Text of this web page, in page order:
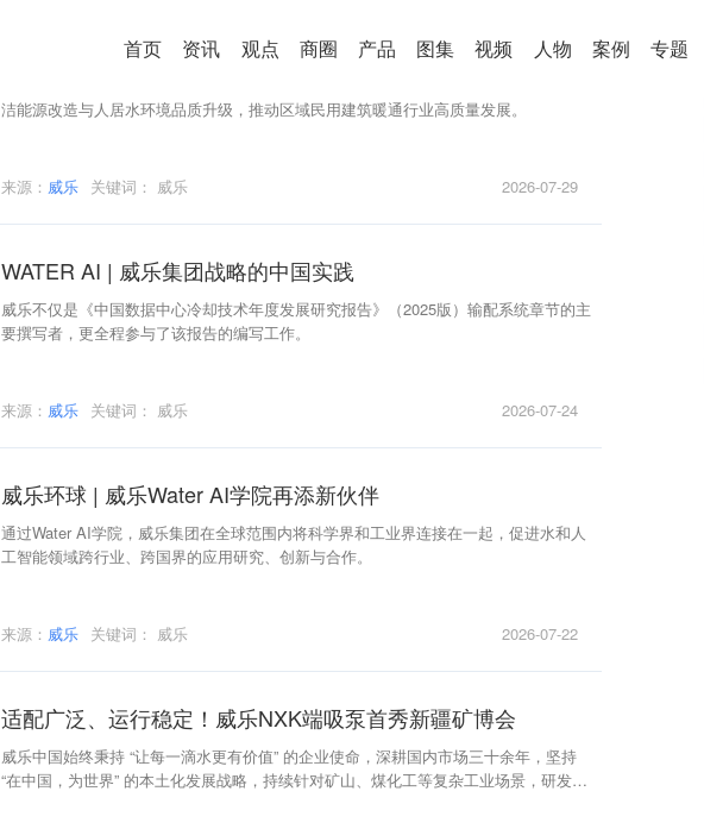
首页 资讯 观点 商圈 产品 图集 视频 人物 案例 专题
德系精工遇见大美新疆｜威乐亮相乌鲁木齐热泵展
洁能源改造与人居水环境品质升级，推动区域民用建筑暖通行业高质量发展。
来源： 威乐 关键词： 威乐 2026-07-29
WATER AI | 威乐集团战略的中国实践
威乐不仅是《中国数据中心冷却技术年度发展研究报告》（2025版）输配系统章节的主
要撰写者，更全程参与了该报告的编写工作。
来源： 威乐 关键词： 威乐 2026-07-24
威乐环球 | 威乐Water AI学院再添新伙伴
通过Water AI学院，威乐集团在全球范围内将科学界和工业界连接在一起，促进水和人
工智能领域跨行业、跨国界的应用研究、创新与合作。
来源： 威乐 关键词： 威乐 2026-07-22
适配广泛、运行稳定！威乐NXK端吸泵首秀新疆矿博会
威乐中国始终秉持 “让每一滴水更有价值” 的企业使命，深耕国内市场三十余年，坚持
“在中国，为世界” 的本土化发展战略，持续针对矿山、煤化工等复杂工业场景，研发高